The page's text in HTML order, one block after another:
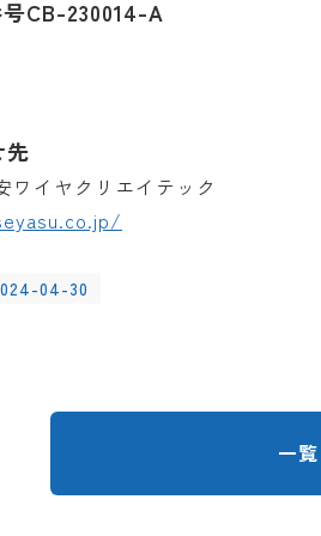
CB-230014-A
ワイヤクリエイテック
04-30
一